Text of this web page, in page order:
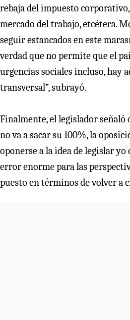
rebaja del impuesto
mercado del trabajo, etcétera.
seguir estancados en este
verdad que no permite que el
urgencias sociales incluso, hay
transversal”, subrayó.
Finalmente, el legislador señaló
no va a sacar su 100%, la
oponerse a la idea de legislar yo
error enorme para las
puesto en términos de volver a